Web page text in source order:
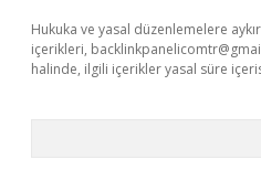
Hukuka ve yasal düzenlemelere
içerikleri,
halinde, ilgili içerikler yasal süre